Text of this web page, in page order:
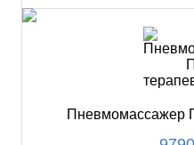
Пневмомассажер